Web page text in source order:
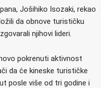
Jošihiko Isozaki, rekao
da obnove turističku
njihovi lideri.
pokrenuti aktivnost
da će kineske turističke
posle više od tri godine i